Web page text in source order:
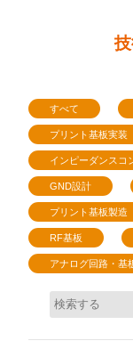
すべて
プリント基板実装
インピーダンスコ
GND設計
プリント基板製造
RF基板
アナログ回路・基